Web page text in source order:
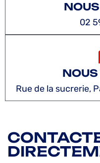
02
Rue de la sucrerie,